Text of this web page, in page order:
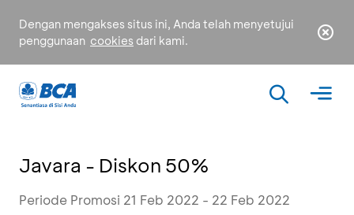
Dengan mengakses situs ini, Anda telah menyetujui
penggunaan cookies dari kami.
Javara - Diskon 50%
Periode Promosi 21 Feb 2022 - 22 Feb 2022